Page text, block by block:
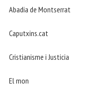
Abadia de Montserrat
Caputxins.cat
Cristianisme i Justicia
El mon